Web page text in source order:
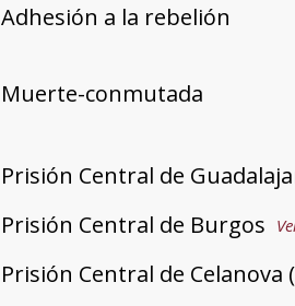
Adhesión a la rebelión
Muerte-conmutada
Prisión Central de
Prisión Central de Burgos
Prisión Central de Celanova